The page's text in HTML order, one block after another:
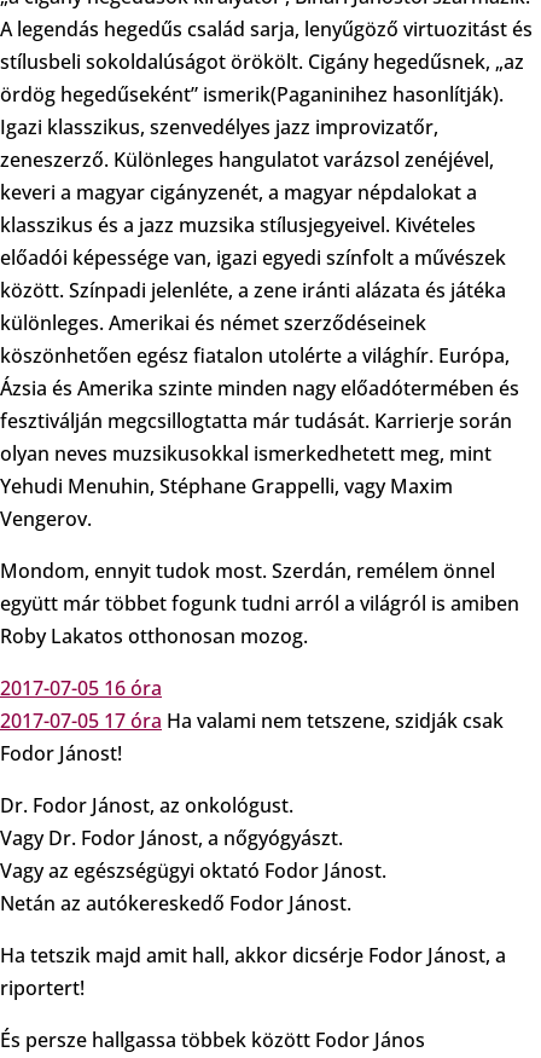
A legendás hegedűs család sarja, lenyűgöző virtuozitást és
stílusbeli sokoldalúságot örökölt. Cigány hegedűsnek, „az
ördög hegedűseként” ismerik(Paganinihez hasonlítják).
Igazi klasszikus, szenvedélyes jazz improvizatőr,
zeneszerző. Különleges hangulatot varázsol zenéjével,
keveri a magyar cigányzenét, a magyar népdalokat a
klasszikus és a jazz muzsika stílusjegyeivel. Kivételes
előadói képessége van, igazi egyedi színfolt a művészek
között. Színpadi jelenléte, a zene iránti alázata és játéka
különleges. Amerikai és német szerződéseinek
köszönhetően egész fiatalon utolérte a világhír. Európa,
Ázsia és Amerika szinte minden nagy előadótermében és
fesztiválján megcsillogtatta már tudását. Karrierje során
olyan neves muzsikusokkal ismerkedhetett meg, mint
Yehudi Menuhin, Stéphane Grappelli, vagy Maxim
Vengerov.
Mondom, ennyit tudok most. Szerdán, remélem önnel
együtt már többet fogunk tudni arról a világról is amiben
Roby Lakatos otthonosan mozog.
2017-07-05 16 óra
2017-07-05 17 óra Ha valami nem tetszene, szidják csak
Fodor Jánost!
Dr. Fodor Jánost, az onkológust.
Vagy Dr. Fodor Jánost, a nőgyógyászt.
Vagy az egészségügyi oktató Fodor Jánost.
Netán az autókereskedő Fodor Jánost.
Ha tetszik majd amit hall, akkor dicsérje Fodor Jánost, a
riportert!
És persze hallgassa többek között Fodor János